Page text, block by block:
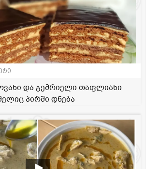
და გემრიელი თაფლიანი
პირში დნება